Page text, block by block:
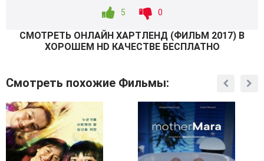
5 0
СМОТРEТЬ ОНЛАЙН ХАРТЛЕНД (ФИЛЬМ 2017) В
ХОРОШЕМ HD КАЧЕСТВЕ БЕСПЛАТНО
Смотреть похожие Фильмы: